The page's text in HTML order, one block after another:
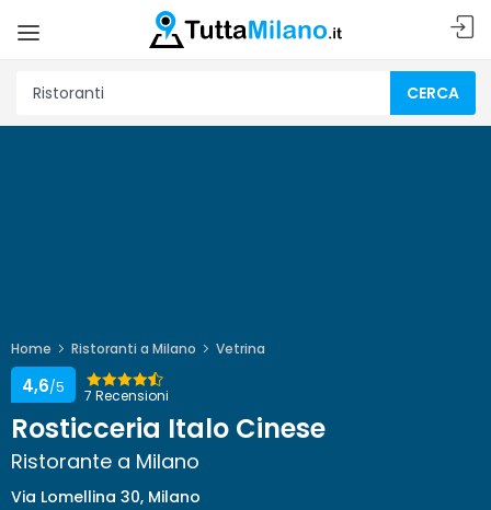
CERCA
Home Ristoranti a Milano Vetrina
7 Recensioni
4,6/5
Rosticceria Italo Cinese
Ristorante a Milano
Via Lomellina 30, Milano